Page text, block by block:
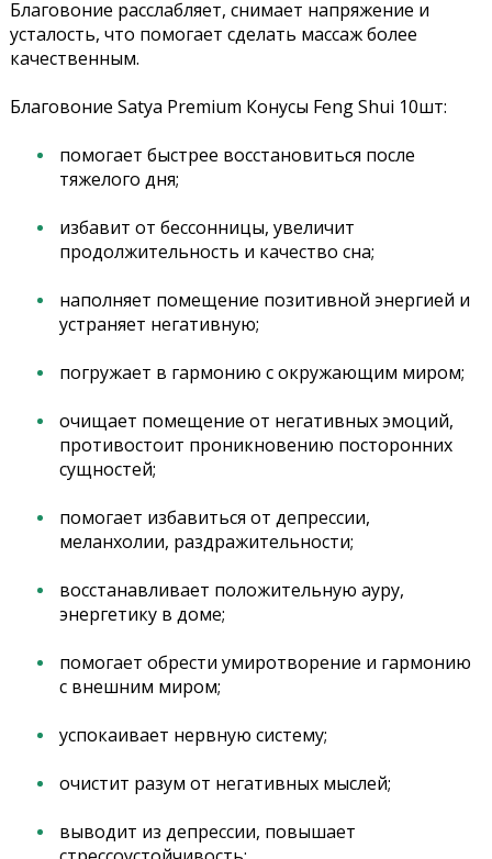
Благовоние расслабляет, снимает напряжение и
усталость, что помогает сделать массаж более
качественным.
Благовоние Satya Premium Конусы Feng Shui 10шт:
помогает быстрее восстановиться после
тяжелого дня;
избавит от бессонницы, увеличит
продолжительность и качество сна;
наполняет помещение позитивной энергией и
устраняет негативную;
погружает в гармонию с окружающим миром;
очищает помещение от негативных эмоций,
противостоит проникновению посторонних
сущностей;
помогает избавиться от депрессии,
меланхолии, раздражительности;
восстанавливает положительную ауру,
энергетику в доме;
помогает обрести умиротворение и гармонию
с внешним миром;
успокаивает нервную систему;
очистит разум от негативных мыслей;
выводит из депрессии, повышает